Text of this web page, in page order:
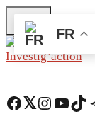
Skip
to
main
Facebook Twitter Instagram YouTube TikTok
FR